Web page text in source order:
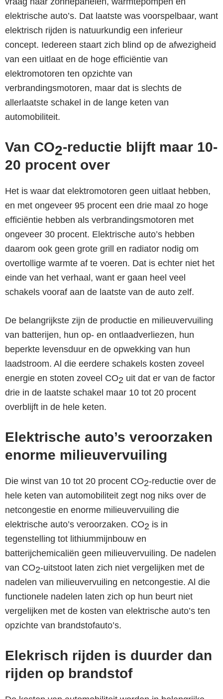
elektrische auto’s. Dat laatste was voorspelbaar, want
elektrisch rijden is natuurkundig een inferieur
concept. Iedereen staart zich blind op de afwezigheid
van een uitlaat en de hoge efficiëntie van
elektromotoren ten opzichte van
verbrandingsmotoren, maar dat is slechts de
allerlaatste schakel in de lange keten van
automobiliteit.
Van CO2-reductie blijft maar 10-
20 procent over
Het is waar dat elektromotoren geen uitlaat hebben,
en met ongeveer 95 procent een drie maal zo hoge
efficiëntie hebben als verbrandingsmotoren met
ongeveer 30 procent. Elektrische auto’s hebben
daarom ook geen grote grill en radiator nodig om
overtollige warmte af te voeren. Dat is echter niet het
einde van het verhaal, want er gaan heel veel
schakels vooraf aan de laatste van de auto zelf.
De belangrijkste zijn de productie en milieuvervuiling
van batterijen, hun op- en ontlaadverliezen, hun
beperkte levensduur en de opwekking van hun
laadstroom. Al die eerdere schakels kosten zoveel
energie en stoten zoveel CO2 uit dat er van de factor
drie in de laatste schakel maar 10 tot 20 procent
overblijft in de hele keten.
Elektrische auto’s veroorzaken
enorme milieuvervuiling
Die winst van 10 tot 20 procent CO2-reductie over de
hele keten van automobiliteit zegt nog niks over de
netcongestie en enorme milieuvervuiling die
elektrische auto’s veroorzaken. CO2 is in
tegenstelling tot lithiummijnbouw en
batterijchemicaliën geen milieuvervuiling. De nadelen
van CO2-uitstoot laten zich niet vergelijken met de
nadelen van milieuvervuiling en netcongestie. Al die
functionele nadelen laten zich op hun beurt niet
vergelijken met de kosten van elektrische auto’s ten
opzichte van brandstofauto’s.
Elekrisch rijden is duurder dan
rijden op brandstof